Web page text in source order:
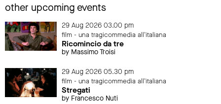
other upcoming events
29 Aug 2026 03.00 pm
film - una tragicommedia all'italiana
Ricomincio da tre
by Massimo Troisi
29 Aug 2026 05.30 pm
film - una tragicommedia all'italiana
Stregati
by Francesco Nuti